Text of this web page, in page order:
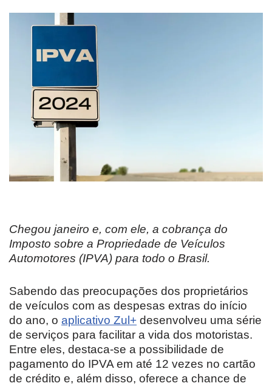
Chegou janeiro e, com ele, a cobrança do
Imposto sobre a Propriedade de Veículos
Automotores (IPVA) para todo o Brasil.
Sabendo das preocupações dos proprietários
de veículos com as despesas extras do início
do ano, o aplicativo Zul+ desenvolveu uma série
de serviços para facilitar a vida dos motoristas.
Entre eles, destaca-se a possibilidade de
pagamento do IPVA em até 12 vezes no cartão
de crédito e, além disso, oferece a chance de